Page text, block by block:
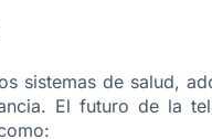
sistemas de salud,
El futuro de la